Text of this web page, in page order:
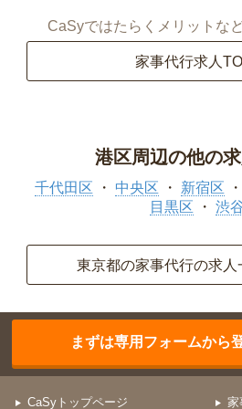
CaSyではたらくメリットな
家事代行求人
港区周辺の他の
千代田区 中央区 新宿区
目黒区
渋
東京都の家事代行の求人
まずは専用フォームから
CaSyトップページ 家